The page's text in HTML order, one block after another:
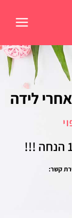
לידה
קשר: